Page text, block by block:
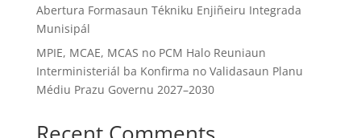
Abertura Formasaun Tékniku Enjiñeiru Integrada
Munisipál
MPIE, MCAE, MCAS no PCM Halo Reuniaun
Interministeriál ba Konfirma no Validasaun Planu
Médiu Prazu Governu 2027–2030